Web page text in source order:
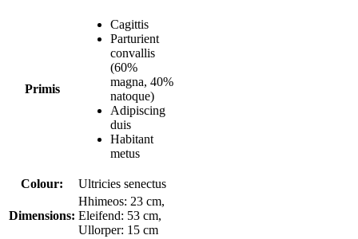
Primis
Cagittis
Parturient
convallis
(60%
magna, 40%
natoque)
Adipiscing
duis
Habitant
metus
Colour: Ultricies senectus
Dimensions:
Hhimeos: 23 cm,
Eleifend: 53 cm,
Ullorper: 15 cm